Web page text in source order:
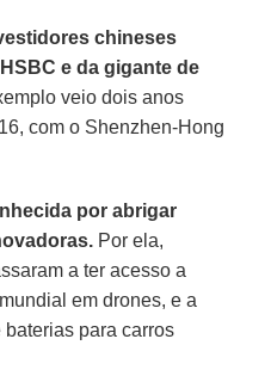
chineses
e da gigante de
veio dois anos
com o Shenzhen-Hong
por abrigar
Por ela,
a ter acesso a
em drones, e a
para carros